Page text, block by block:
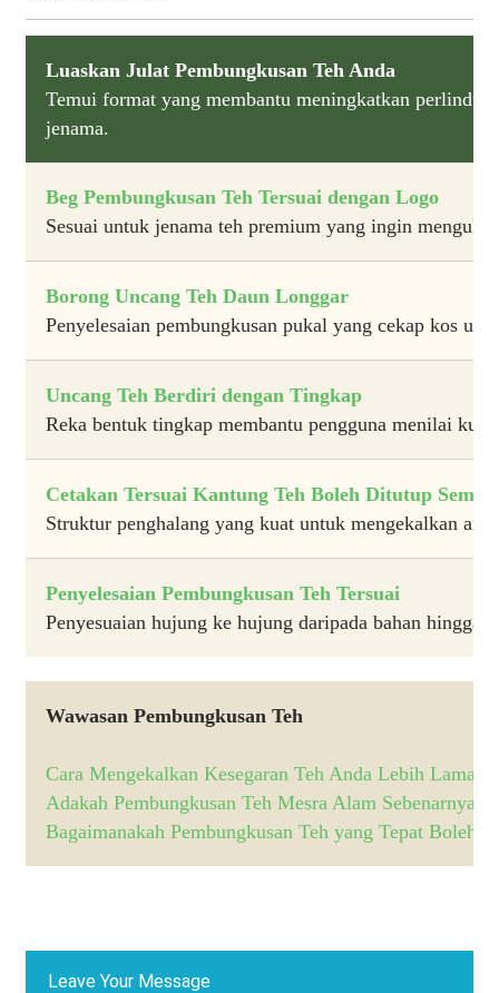
Luaskan Julat Pembungkusan Teh Anda
Temui format yang membantu meningkatkan
jenama.
Beg Pembungkusan Teh Tersuai dengan Logo
Sesuai untuk jenama teh premium yang ingin
Borong Uncang Teh Daun Longgar
Penyelesaian pembungkusan pukal yang cekap kos
Uncang Teh Berdiri dengan Tingkap
Reka bentuk tingkap membantu pengguna menilai
Cetakan Tersuai Kantung Teh Boleh Ditutup
Struktur penghalang yang kuat untuk mengekalkan
Penyelesaian Pembungkusan Teh Tersuai
Penyesuaian hujung ke hujung daripada bahan hingga
Wawasan Pembungkusan Teh
Cara Mengekalkan Kesegaran Teh Anda Lebih Lama
Adakah Pembungkusan Teh Mesra Alam Sebenarnya
Bagaimanakah Pembungkusan Teh yang Tepat Boleh
Leave Your Message